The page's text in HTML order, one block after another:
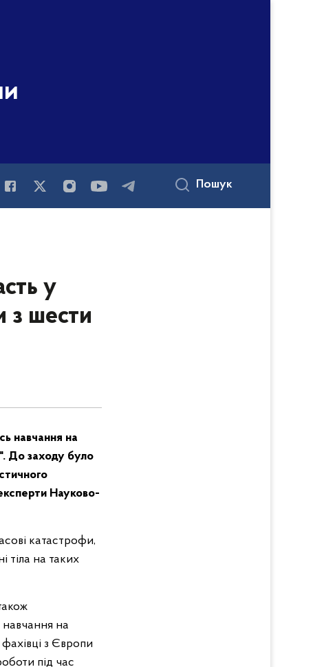
Пошук
у
з шести
навчання на
До заходу було
Науково-
катастрофи,
тіла на таких
навчання на
з Європи
під час